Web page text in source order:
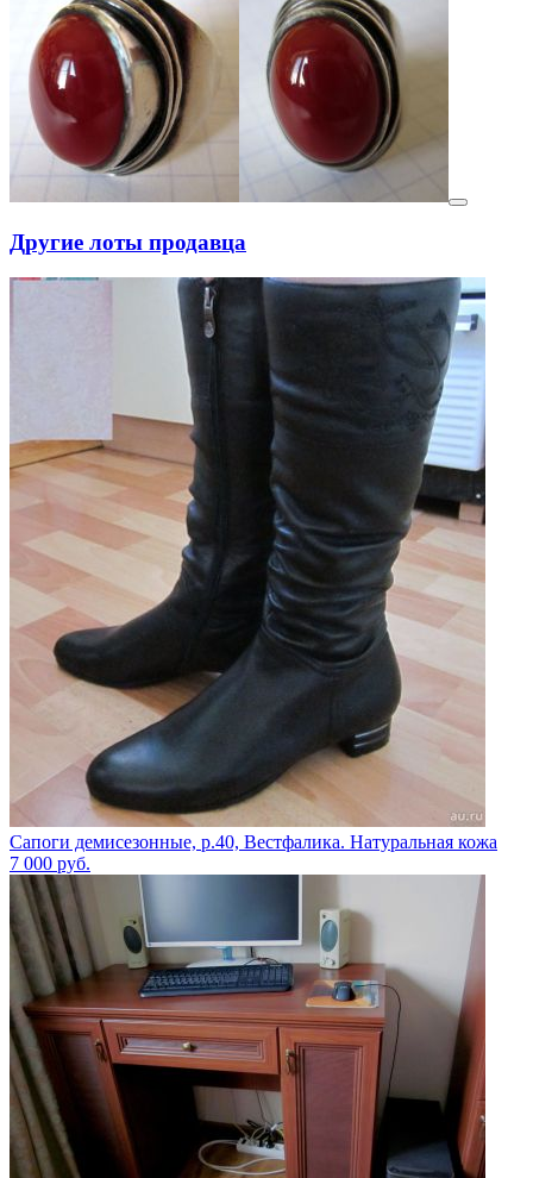
Другие лоты продавца
Сапоги демисезонные, р.40, Вестфалика. Натуральная кожа
7 000 руб.